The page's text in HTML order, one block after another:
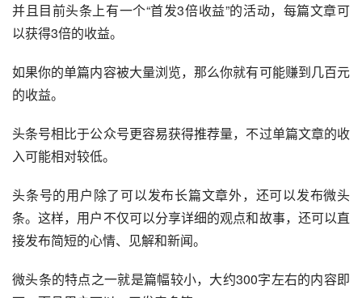
并且目前头条上有一个“首发3倍收益”的活动，每篇文章可
以获得3倍的收益。
如果你的单篇内容被大量浏览，那么你就有可能赚到几百元
的收益。
头条号相比于公众号更容易获得推荐量，不过单篇文章的收
入可能相对较低。
头条号的用户除了可以发布长篇文章外，还可以发布微头
条。这样，用户不仅可以分享详细的观点和故事，还可以直
接发布简短的心情、见解和新闻。
微头条的特点之一就是篇幅较小，大约300字左右的内容即